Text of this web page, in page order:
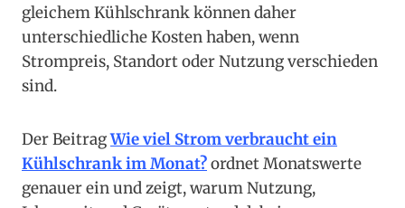
gleichem Kühlschrank können daher
unterschiedliche Kosten haben, wenn
Strompreis, Standort oder Nutzung verschieden
sind.
Der BeitragWie viel Strom verbraucht ein
Kühlschrank im Monat?ordnet Monatswerte
genauer ein und zeigt, warum Nutzung,